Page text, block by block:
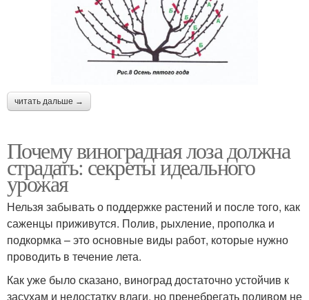
читать дальше →
Почему виноградная лоза должна
страдать: секреты идеального
урожая
Нельзя забывать о поддержке растений и после того, как
саженцы приживутся. Полив, рыхление, прополка и
подкормка – это основные виды работ, которые нужно
проводить в течение лета.
Как уже было сказано, виноград достаточно устойчив к
засухам и недостатку влаги, но пренебрегать поливом не